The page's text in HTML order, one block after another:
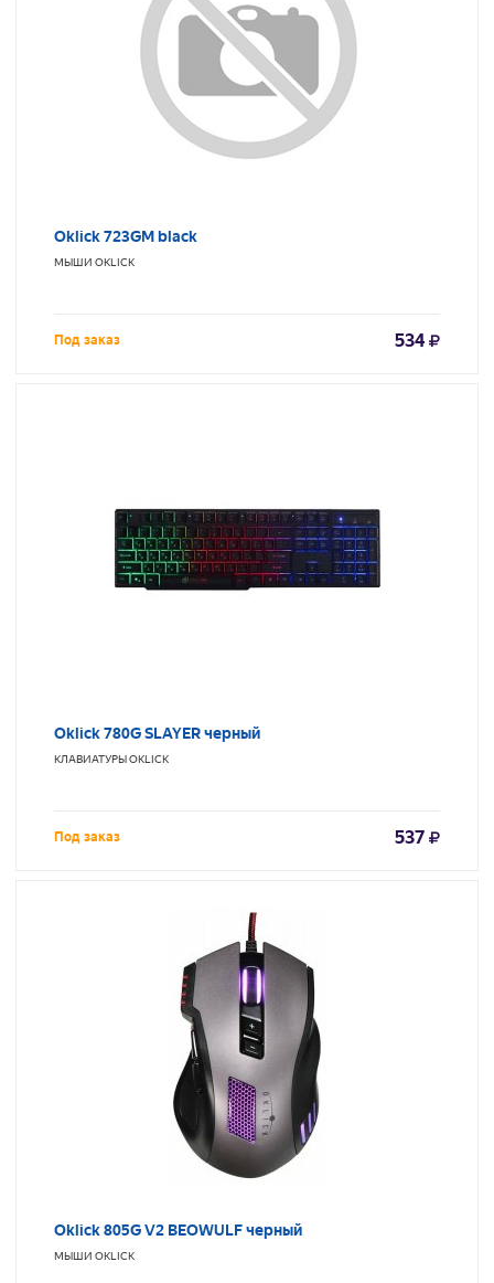
Oklick 723GM black
МЫШИ OKLICK
Под заказ 534
Oklick 780G SLAYER черный
КЛАВИАТУРЫOKLICK
Под заказ 537
Oklick 805G V2 BEOWULF черный
МЫШИ OKLICK